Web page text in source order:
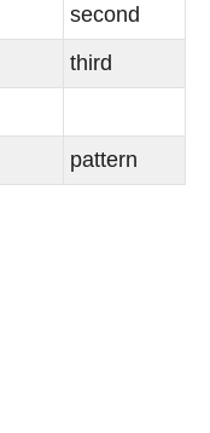
second
third
pattern